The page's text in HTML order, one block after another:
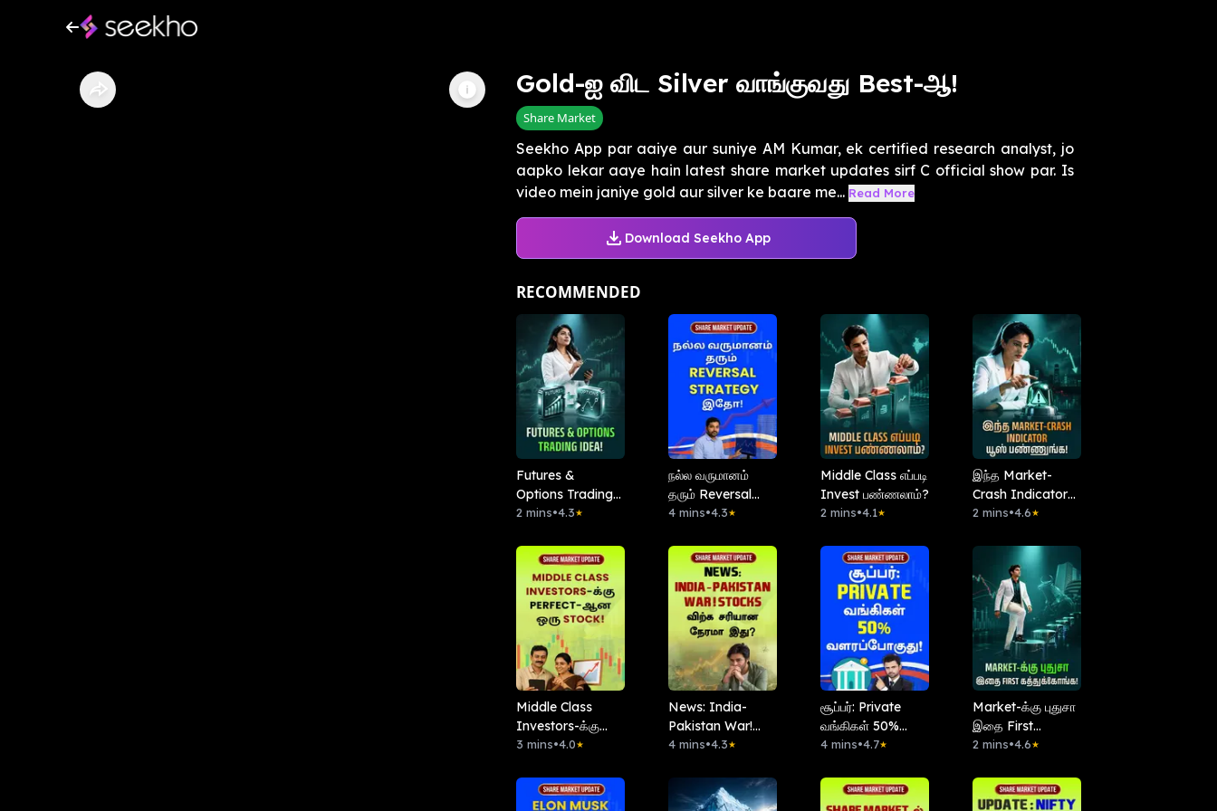
Gold-ஐ விட Silver வாங்குவது Best-ஆ!
Share Market
Seekho App par aaiye aur suniye AM Kumar, ek certified research analyst, jo
aapko lekar aaye hain latest share market updates sirf C official show par. Is
video mein janiye gold aur silver ke baare me... Read More
Download Seekho App
RECOMMENDED
Futures &
Options Trading
Idea!
2 mins•4.3★
நல்ல வருமானம்
தரும் Reversal
Strategy இதோ!
4 mins•4.3★
Middle Class எப்படி
Invest பண்ணலாம்?
2 mins•4.1★
இந்த Market-
Crash Indicator
யூஸ் பண்ணுங்க!
2 mins•4.6★
Middle Class
Investors-க்கு
Perfect-ஆன ஒரு
3 mins•4.0★
News: India-
Pakistan War!
Stocks விற்க
இது?
4 mins•4.3★
சூப்பர்: Private
வங்கிகள் 50%
வளரப்போகுது!
4 mins•4.7★
Market-க்கு புதுசா
இதை First
கத்துக்கோங்க!
2 mins•4.6★